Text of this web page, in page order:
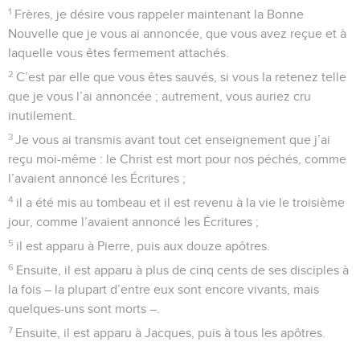
1 Frères, je désire vous rappeler maintenant la Bonne
Nouvelle que je vous ai annoncée, que vous avez reçue et à
laquelle vous êtes fermement attachés.
2 C’est par elle que vous êtes sauvés, si vous la retenez telle
que je vous l’ai annoncée ; autrement, vous auriez cru
inutilement.
3 Je vous ai transmis avant tout cet enseignement que j’ai
reçu moi-même : le Christ est mort pour nos péchés, comme
l’avaient annoncé les Écritures ;
4 il a été mis au tombeau et il est revenu à la vie le troisième
jour, comme l’avaient annoncé les Écritures ;
5 il est apparu à Pierre, puis aux douze apôtres.
6 Ensuite, il est apparu à plus de cinq cents de ses disciples à
la fois – la plupart d’entre eux sont encore vivants, mais
quelques-uns sont morts –.
7 Ensuite, il est apparu à Jacques, puis à tous les apôtres.